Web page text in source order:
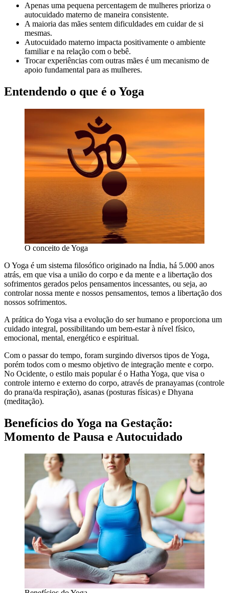
Apenas uma pequena percentagem de mulheres prioriza o
autocuidado materno de maneira consistente.
A maioria das mães sentem dificuldades em cuidar de si
mesmas.
Autocuidado materno impacta positivamente o ambiente
familiar e na relação com o bebê.
Trocar experiências com outras mães é um mecanismo de
apoio fundamental para as mulheres.
Entendendo o que é o Yoga
O conceito de Yoga
O Yoga é um sistema filosófico originado na Índia, há 5.000 anos
atrás, em que visa a união do corpo e da mente e a libertação dos
sofrimentos gerados pelos pensamentos incessantes, ou seja, ao
controlar nossa mente e nossos pensamentos, temos a libertação dos
nossos sofrimentos.
A prática do Yoga visa a evolução do ser humano e proporciona um
cuidado integral, possibilitando um bem-estar à nível físico,
emocional, mental, energético e espiritual.
Com o passar do tempo, foram surgindo diversos tipos de Yoga,
porém todos com o mesmo objetivo de integração mente e corpo.
No Ocidente, o estilo mais popular é o Hatha Yoga, que visa o
controle interno e externo do corpo, através de pranayamas (controle
do prana/da respiração), asanas (posturas físicas) e Dhyana
(meditação).
Benefícios do Yoga na Gestação:
Momento de Pausa e Autocuidado